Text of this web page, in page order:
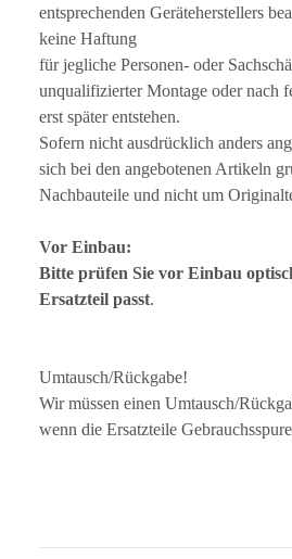
entsprechenden Geräteherstellers
keine Haftung
für jegliche Personen- oder
unqualifizierter Montage oder nach
erst später entstehen.
Sofern nicht ausdrücklich anders
sich bei den angebotenen Artikeln
Nachbauteile und nicht um
Vor Einbau:
Bitte prüfen Sie vor Einbau
Ersatzteil passt.
Umtausch/Rückgabe!
Wir müssen einen Umtausch/
wenn die Ersatzteile